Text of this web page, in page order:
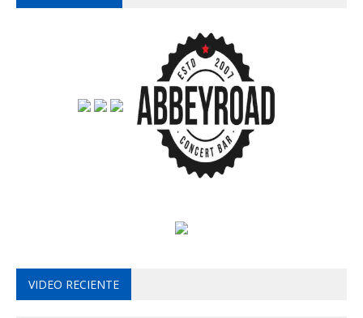
VIDEO RECIENTE